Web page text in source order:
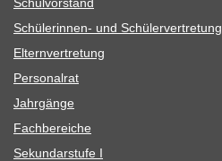
Schü­le­rin­nen- und Schülervertretung
Eltern­ver­tre­tung
Per­so­nal­rat
Jahr­gänge
Fach­be­rei­che
Sekun­dar­stufe I